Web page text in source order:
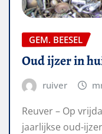
GEM. BEESEL
Oud ijzer in
ruiver
Reuver – Op
jaarlijkse oud-